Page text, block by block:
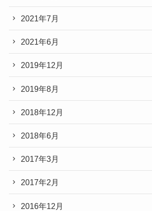
2021年7月
2021年6月
2019年12月
2019年8月
2018年12月
2018年6月
2017年3月
2017年2月
2016年12月